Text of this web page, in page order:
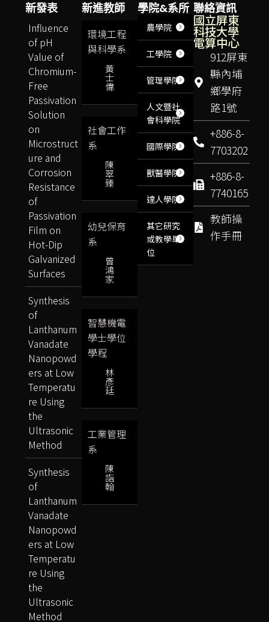
聯絡資訊
國立屏東
科技大學
電算中心
912屏東
縣內埔
鄉學府
路1號
+886-8-
7703202
+886-8-
7740165
教師操
作手冊
學院&系所
農學院
工學院
管理學院
人文暨社
會科學院
國際學院
獸醫學院
達人學院
其它研究
或教學單
位
新進教師
環境工程
與科學系
黃
士
偉
社會工作
系
陳
翠
臻
幼兒保育
系
曾
鴻
家
智慧機電
學士學位
學程
林
彥
廷
工業管理
系
陳
詣
翰
新發表
Influence
of pH
Value of
Chromium-
Free
Passivation
Solution
on
Microstruct
ure and
Corrosion
Resistance
of
Passivation
Film on
Hot-Dip
Galvanized
Surfaces
Synthesis
of
Lanthanum
Vanadate
Nanopowd
ers at Low
Temperatu
re Using
the
Ultrasonic
Method
Synthesis
of
Lanthanum
Vanadate
Nanopowd
ers at Low
Temperatu
re Using
the
Ultrasonic
Method